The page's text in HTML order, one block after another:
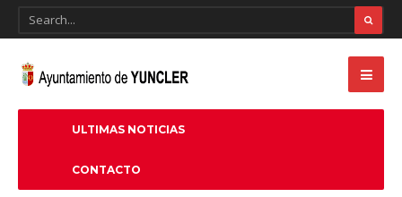
ULTIMAS NOTICIAS
CONTACTO